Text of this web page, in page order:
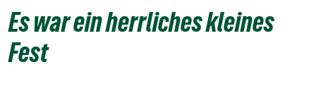
Es war ein herrliches kleines
Fest